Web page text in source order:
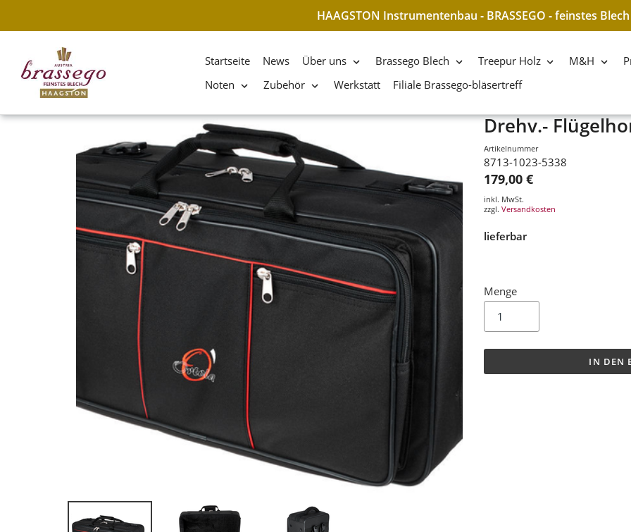
Direkt
HAAGSTON Instrumentenbau - BRASSEGO - feinstes Blech
Startseite News Über uns Brassego Blech Treepur Holz M&H
Noten
Zubehör Werkstatt Filiale Brassego-bläsertreff
Drehv.-
Artikelnummer
8713-1023-5338
179,00 €
inkl. MwSt.
zzgl. Versandkosten
lieferbar
Menge
IN DEN